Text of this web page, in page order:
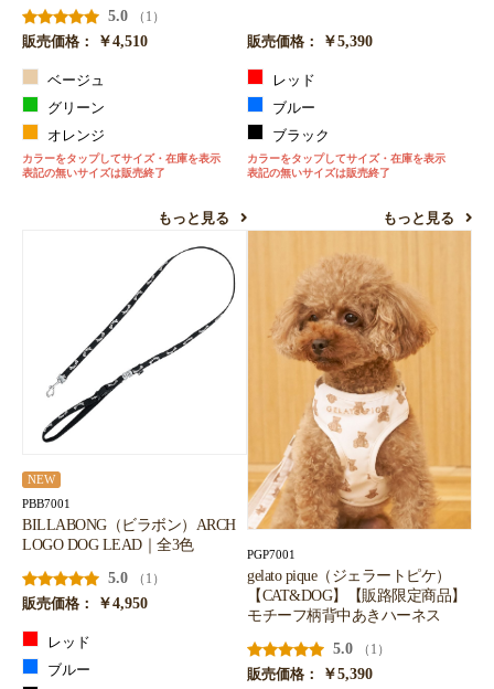
5.0
（1）
販売価格：
￥4,510
ベージュ
グリーン
オレンジ
カラーをタップしてサイズ・在庫を表示
表記の無いサイズは販売終了
もっと見る
販売価格： ￥5,390
レッド
ブルー
ブラック
カラーをタップしてサイズ・在庫を表示
表記の無いサイズは販売終了
もっと見る
NEW
PBB7001
BILLABONG（ビラボン）ARCH
LOGO DOG LEAD｜全3色
5.0
（1）
販売価格：
￥4,950
レッド
ブルー
PGP7001
gelato pique（ジェラートピケ）
【CAT&DOG】【販路限定商品】
モチーフ柄背中あきハーネス
5.0
（1）
販売価格：
￥5,390